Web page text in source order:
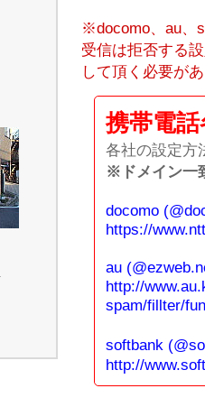
※docomo、au、
受信は拒否する
して頂く必要が
携帯電
各社の設定方
※ドメイン一
docomo
https://
au
http://
spam/fillter/
softbank
http://